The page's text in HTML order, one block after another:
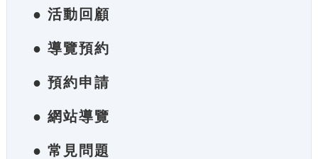
● 活動回顧
● 導覽預約
● 預約申請
● 網站導覽
● 常見問題